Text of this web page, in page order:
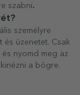
szabni.
személyre
üzenetet. Csak
nyomd meg az
a bögre.